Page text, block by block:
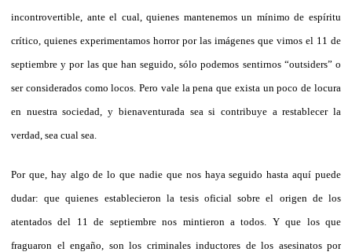
incontrovertible, ante el cual, quienes mantenemos un mínimo de espíritu
crítico, quienes experimentamos horror por las imágenes que vimos el 11 de
septiembre y por las que han seguido, sólo podemos sentirnos “outsiders” o
ser considerados como locos. Pero vale la pena que exista un poco de locura
en nuestra sociedad, y bienaventurada sea si contribuye a restablecer la
verdad, sea cual sea.
Por que, hay algo de lo que nadie que nos haya seguido hasta aquí puede
dudar: que quienes establecieron la tesis oficial sobre el origen de los
atentados del 11 de septiembre nos mintieron a todos. Y que los que
fraguaron el engaño, son los criminales inductores de los asesinatos por